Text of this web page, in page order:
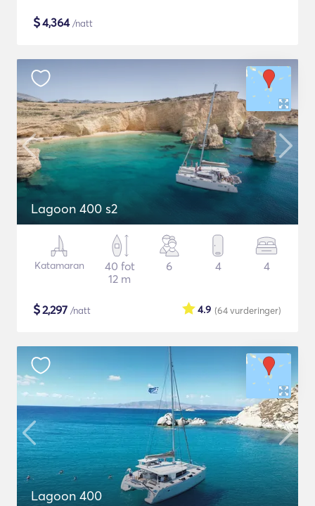
$4,364/natt
Lagoon 400 s2
Katamaran
40 fot
12 m
6 4 4
$2,297 /natt (64vurderinger)
4.9
Lagoon 400